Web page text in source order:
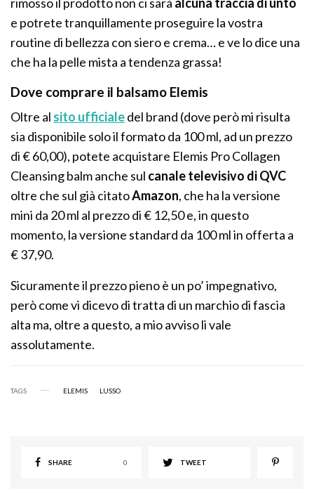
e potrete tranquillamente proseguire la vostra
routine di bellezza con siero e crema… e ve lo dice una
che ha la pelle mista a tendenza grassa!
Dove comprare il balsamo Elemis
Oltre al sito ufficialedel brand (dove però mi risulta
sia disponibile solo il formato da 100 ml, ad un prezzo
di € 60,00), potete acquistare Elemis Pro Collagen
Cleansing balm anche sul canale televisivo di QVC
oltre che sul già citatoAmazon, che ha la versione
mini da 20 ml al prezzo di € 12,50 e, in questo
momento, la versione standard da 100 ml in offerta a
€ 37,90.
Sicuramente il prezzo pieno è un po’ impegnativo,
però come vi dicevo di tratta di un marchio di fascia
alta ma, oltre a questo, a mio avviso li vale
assolutamente.
TAGS ELEMIS LUSSO
SHARE 0 TWEET